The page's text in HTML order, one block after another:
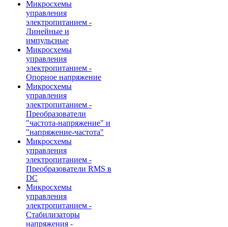
Микросхемы
управления
электропитанием -
Линейные и
импульсные
Микросхемы
управления
электропитанием -
Опорное напряжение
Микросхемы
управления
электропитанием -
Преобразователи
"частота-напряжение" и
"напряжение-частота"
Микросхемы
управления
электропитанием -
Преобразователи RMS в
DC
Микросхемы
управления
электропитанием -
Стабилизаторы
напряжения -